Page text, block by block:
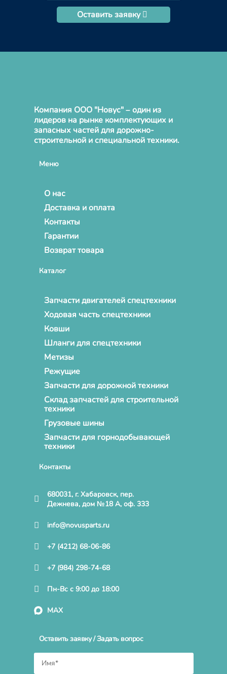
Оставить заявку
Компания ООО "Новус" – один из
лидеров на рынке комплектующих и
запасных частей для дорожно-
строительной и специальной техники.
Меню
О нас
Доставка и оплата
Контакты
Гарантии
Возврат товара
Каталог
Запчасти двигателей спецтехники
Ходовая часть спецтехники
Ковши
Шланги для спецтехники
Метизы
Режущие
Запчасти для дорожной техники
Склад запчастей для строительной
техники
Грузовые шины
Запчасти для горнодобывающей
техники
Контакты
680031, г. Хабаровск, пер.
Дежнева, дом №18 А, оф. 333
info@novusparts.ru
+7 (4212) 68-06-86
+7 (984) 298-74-68
Пн-Вс с 9:00 до 18:00
MAX
Оставить заявку / Задать вопрос